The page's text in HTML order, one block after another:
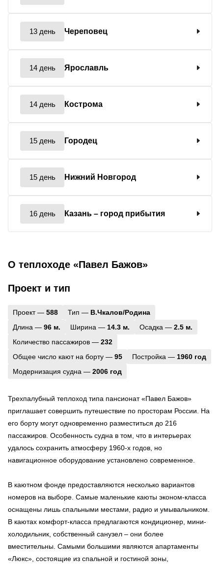
13 день Череповец
14 день Ярославль
14 день Кострома
15 день Городец
15 день Нижний Новгород
16 день Казань – город прибытия
О теплоходе «Павел Бажов»
Проект и тип
Проект — 588 Тип — В.Чкалов/Родина
Длина — 96 м. Ширина — 14.3 м. Осадка — 2.5 м.
Количество пассажиров — 232
Общее число кают на борту — 95 Постройка — 1960 год
Модернизация судна — 2006 год
Трехпалубный теплоход типа пансионат «Павел Бажов»
приглашает совершить путешествие по просторам России. На
его борту могут одновременно разместиться до 216
пассажиров. Особенность судна в том, что в интерьерах
удалось сохранить атмосферу 1960-х годов, но
навигационное оборудование установлено современное.
В каютном фонде предоставляются несколько вариантов
номеров на выборе. Самые маленькие каюты эконом-класса
оснащены лишь спальными местами, радио и умывальником.
В каютах комфорт-класса предлагаются кондиционер, мини-
холодильник, собственный санузел – они более
вместительны. Самыми большими являются апартаменты
«Люкс», состоящие из спальной и гостиной зоны,